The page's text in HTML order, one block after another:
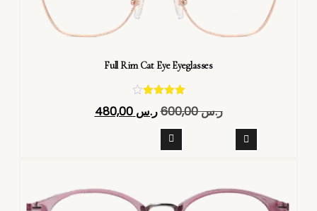
Full Rim Cat Eye Eyeglasses
4.40
ر.س600,00 ر.س 480,00